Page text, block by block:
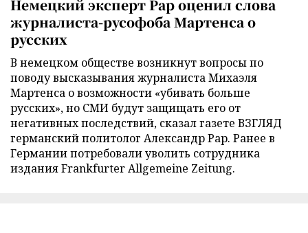
Немецкий эксперт Рар оценил слова
журналиста-русофоба Мартенса о
русских
В немецком обществе возникнут вопросы по
поводу высказывания журналиста Михаэля
Мартенса о возможности «убивать больше
русских», но СМИ будут защищать его от
негативных последствий, сказал газете ВЗГЛЯД
германский политолог Александр Рар. Ранее в
Германии потребовали уволить сотрудника
издания Frankfurter Allgemeine Zeitung.